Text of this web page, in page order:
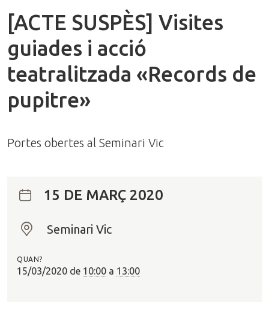
[ACTE SUSPÈS] Visites
guiades i acció
teatralitzada «Records de
pupitre»
Portes obertes al Seminari Vic
15 DE MARÇ 2020
O
?
Seminari Vic
QUAN?
15/03/2020 de 10:00 a 13:00